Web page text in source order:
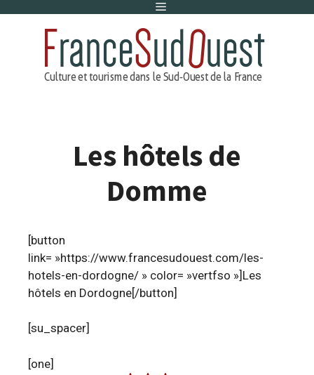
Menu
Les hôtels de
Domme
[button
link= »https://www.francesudouest.com/les-
hotels-en-dordogne/ » color= »vertfso »]Les
hôtels en Dordogne[/button]
[su_spacer]
[one]